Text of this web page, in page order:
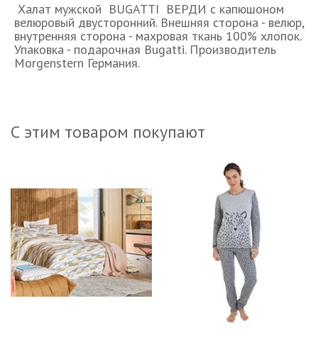
Халат мужской BUGATTI ВЕРДИ с капюшоном
велюровый двусторонний. Внешняя сторона - велюр,
внутренняя сторона - махровая ткань 100% хлопок.
Упаковка - подарочная Bugatti. Производитель
Morgenstern Германия.
С этим товаром покупают